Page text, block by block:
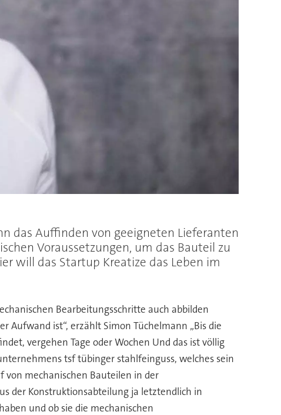
das Auffinden von geeigneten Lieferanten
Voraussetzungen, um das Bauteil zu
will das Startup Kreatize das Leben im
Bearbeitungsschritte auch abbilden
Aufwand ist“, erzählt Simon Tüchelmann „Bis die
vergehen Tage oder Wochen Und das ist völlig
tsf tübinger stahlfeinguss, welches sein
von mechanischen Bauteilen in der
der Konstruktionsabteilung ja letztendlich in
und ob sie die mechanischen